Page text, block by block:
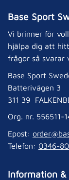
Base Sport
Vi brinner för
hjälpa dig att
frågor så svarar
Base Sport
Batterivägen 3
311 39
Org. nr. 556511-
Epost:
Telefon: 0346-
Information &